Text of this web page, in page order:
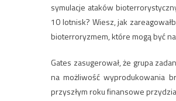
symulacje ataków
10 lotnisk? Wiesz, jak
bioterroryzmem, które mogą być
Gates zasugerował, że grupa
na możliwość wyprodukowania
przyszłym roku finansowe